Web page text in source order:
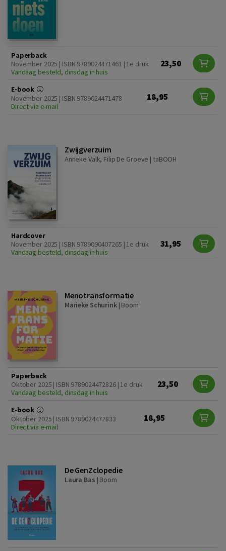
Paperback
November 2025 | ISBN 9789024471461 | 1e druk
Vandaag besteld, dinsdag in huis
23,50
E-book
November 2025 | ISBN 9789024471478
Direct via e-mail
18,95
Zwijgverzuim
Anneke Valk, Filip De Groeve | taBOOH
Hardcover
November 2025 | ISBN 9789090407265 | 1e druk
Vandaag besteld, dinsdag in huis
31,95
Menotransformatie
Marieke Schurink| Boom
Paperback
Oktober 2025 | ISBN 9789024472826 | 1e druk
Vandaag besteld, dinsdag in huis
23,50
E-book
Oktober 2025 | ISBN 9789024472833
Direct via e-mail
18,95
De GenZclopedie
Laura Bas | Boom